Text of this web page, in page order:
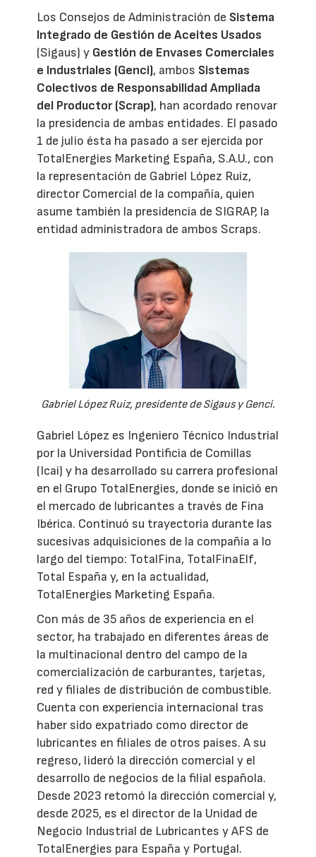
Los Consejos de Administración de Sistema
Integrado de Gestión de Aceites Usados
(Sigaus) y Gestión de Envases Comerciales
e Industriales (Genci), ambos Sistemas
Colectivos de Responsabilidad Ampliada
del Productor (Scrap), han acordado renovar
la presidencia de ambas entidades. El pasado
1 de julio ésta ha pasado a ser ejercida por
TotalEnergies Marketing España, S.A.U., con
la representación de Gabriel López Ruiz,
director Comercial de la compañía, quien
asume también la presidencia de SIGRAP, la
entidad administradora de ambos Scraps.
Gabriel López Ruiz, presidente de Sigaus y Genci.
Gabriel López es Ingeniero Técnico Industrial
por la Universidad Pontificia de Comillas
(Icai) y ha desarrollado su carrera profesional
en el Grupo TotalEnergies, donde se inició en
el mercado de lubricantes a través de Fina
Ibérica. Continuó su trayectoria durante las
sucesivas adquisiciones de la compañía a lo
largo del tiempo: TotalFina, TotalFinaElf,
Total España y, en la actualidad,
TotalEnergies Marketing España.
Con más de 35 años de experiencia en el
sector, ha trabajado en diferentes áreas de
la multinacional dentro del campo de la
comercialización de carburantes, tarjetas,
red y filiales de distribución de combustible.
Cuenta con experiencia internacional tras
haber sido expatriado como director de
lubricantes en filiales de otros países. A su
regreso, lideró la dirección comercial y el
desarrollo de negocios de la filial española.
Desde 2023 retomó la dirección comercial y,
desde 2025, es el director de la Unidad de
Negocio Industrial de Lubricantes y AFS de
TotalEnergies para España y Portugal.